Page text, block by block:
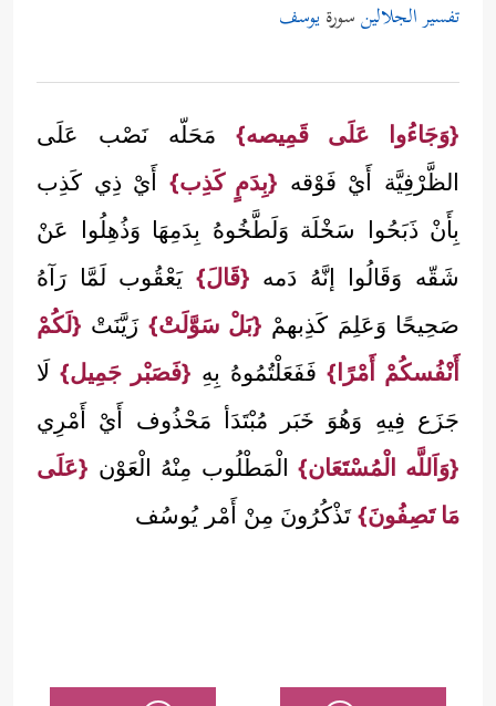
تفسير الجلالينسورةيوسف
{وَجَاءُوا عَلَى قَمِيصه} مَحَلّه نَصْب عَلَى
الظَّرْفِيَّة أَيْ فَوْقه {بِدَمٍ كَذِب} أَيْ ذِي كَذِب
بِأَنْ ذَبَحُوا سَخْلَة وَلَطَّخُوهُ بِدَمِهَا وَذُهِلُوا عَنْ
شَقّه وَقَالُوا إنَّهُ دَمه {قَالَ} يَعْقُوب لَمَّا رَآهُ
صَحِيحًا وَعَلِمَ كَذِبهمْ {بَلْ سَوَّلَتْ} زَيَّنَتْ {لَكُمْ
أَنْفُسكُمْ أَمْرًا} فَفَعَلْتُمُوهُ بِهِ {فَصَبْر جَمِيل} لَا
جَزَع فِيهِ وَهُوَ خَبَر مُبْتَدَأ مَحْذُوف أَيْ أَمْرِي
{وَاَللَّه الْمُسْتَعَان}الْمَطْلُوب مِنْهُ الْعَوْن {عَلَى
مَا تَصِفُونَ} تَذْكُرُونَ مِنْ أَمْر يُوسُف